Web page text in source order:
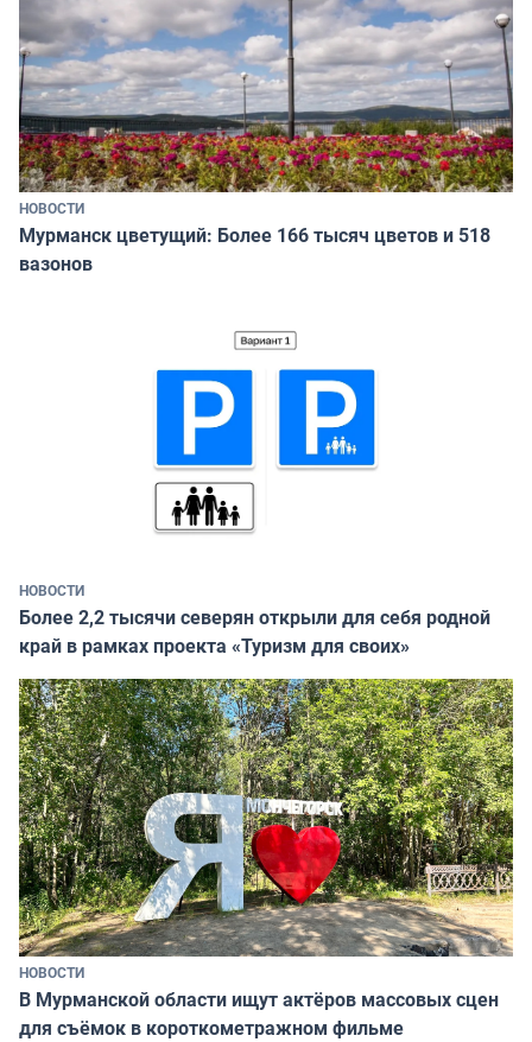
НОВОСТИ
Мурманск цветущий: Более 166 тысяч цветов и 518
вазонов
НОВОСТИ
Более 2,2 тысячи северян открыли для себя родной
край в рамках проекта «Туризм для своих»
НОВОСТИ
В Мурманской области ищут актёров массовых сцен
для съёмок в короткометражном фильме